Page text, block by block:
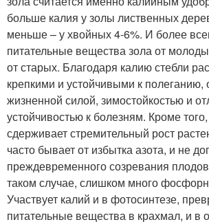
больше калия у золы лиственных
меньше – у хвойных 4-6%. И более
питательные вещества зола от
от старых. Благодаря калию стебли
крепкими и устойчивыми к
жизненной силой, зимостойкостью и
устойчивостью к болезням. Кроме
сдерживает стремительный рост
часто бывает от избытка азота, и не
преждевременного созревания
таком случае, слишком много
Участвует калий и в фотосинтезе,
питательные вещества в крахмал, и в